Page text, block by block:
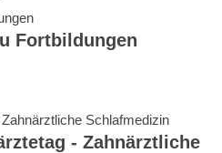
Fortbildungen
Schlafmedizin
- Zahnärztliche